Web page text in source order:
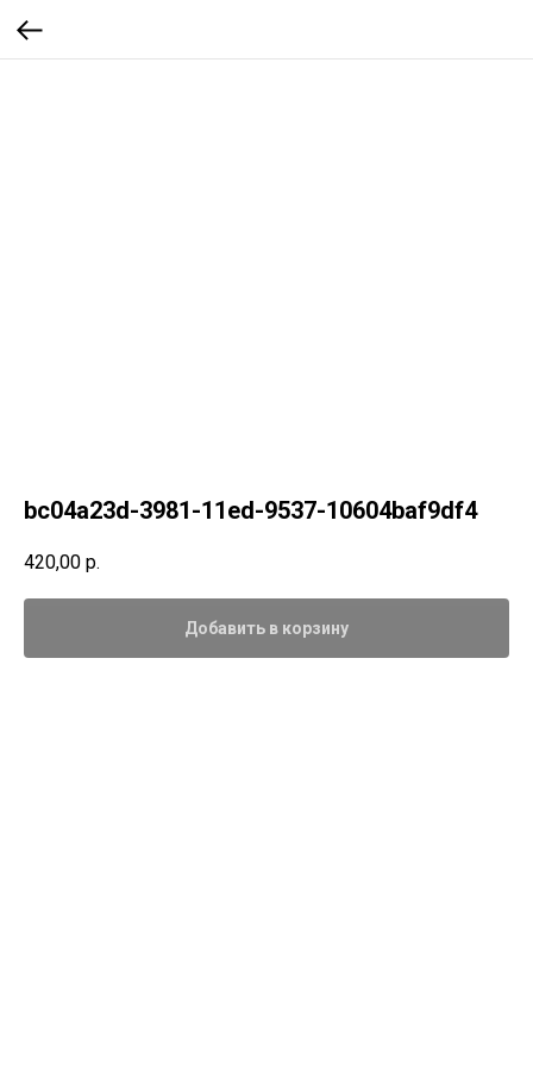
bc04a23d-3981-11ed-9537-10604baf9df4
420,00 р.
Добавить в корзину